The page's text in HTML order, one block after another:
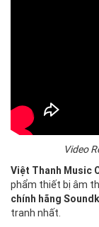
Video
Việt Thanh Music
phẩm thiết bị âm
chính hãng
tranh nhất.